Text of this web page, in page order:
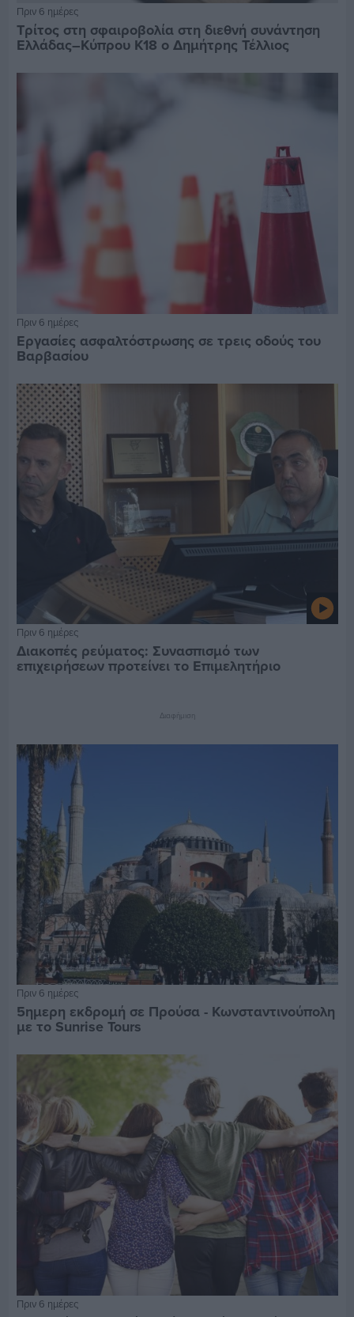
Πριν 6 ημέρες
Τρίτος στη σφαιροβολία στη διεθνή συνάντηση
Ελλάδας–Κύπρου Κ18 ο Δημήτρης Τέλλιος
Πριν 6 ημέρες
Εργασίες ασφαλτόστρωσης σε τρεις οδούς του
Βαρβασίου
Πριν 6 ημέρες
Διακοπές ρεύματος: Συνασπισμό των
επιχειρήσεων προτείνει το Επιμελητήριο
Διαφήμιση
Πριν 6 ημέρες
5ημερη εκδρομή σε Προύσα - Κωνσταντινούπολη
με το Sunrise Tours
Πριν 6 ημέρες